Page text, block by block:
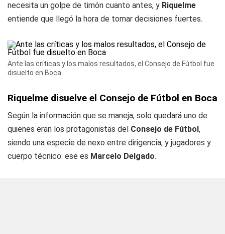
necesita un golpe de timón cuanto antes, y Riquelme
entiende que llegó la hora de tomar decisiones fuertes.
Ante las críticas y los malos resultados, el Consejo de Fútbol fue
disuelto en Boca
Riquelme disuelve el Consejo de Fútbol en Boca
Según la información que se maneja, solo quedará uno de
quienes eran los protagonistas del Consejo de Fútbol,
siendo una especie de nexo entre dirigencia, y jugadores y
cuerpo técnico: ese es Marcelo Delgado.